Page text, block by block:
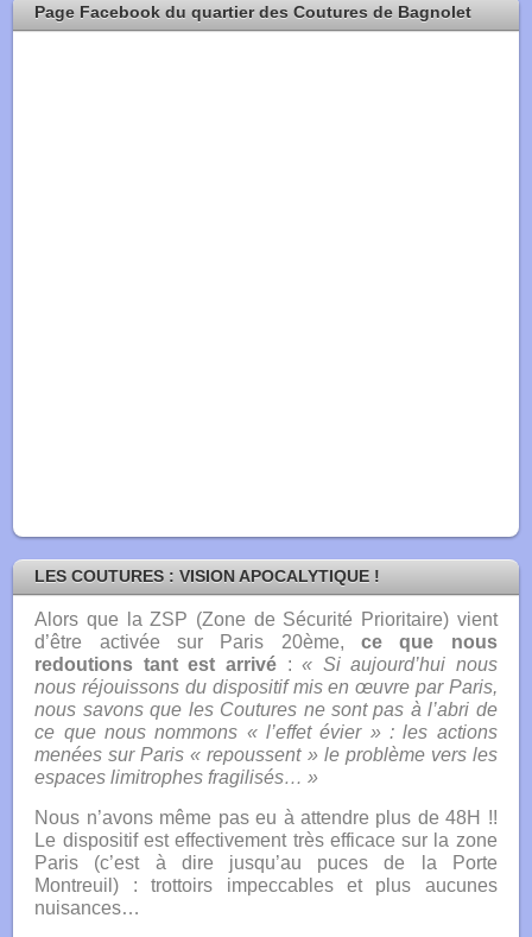
Page Facebook du quartier des Coutures de Bagnolet
LES COUTURES : VISION APOCALYTIQUE !
Alors que la ZSP (Zone de Sécurité Prioritaire) vient
d’être activée sur Paris 20ème,ce que nous
redoutions tant est arrivé:« Si aujourd’hui nous
nous réjouissons du dispositif mis en œuvre par Paris,
nous savons que les Coutures ne sont pas à l’abri de
ce que nous nommons « l’effet évier » : les actions
menées sur Paris « repoussent » le problème vers les
espaces limitrophes fragilisés… »
Nous n’avons même pas eu à attendre plus de 48H !!
Le dispositif est effectivement très efficace sur la zone
Paris (c’est à dire jusqu’au puces de la Porte
Montreuil) : trottoirs impeccables et plus aucunes
nuisances…